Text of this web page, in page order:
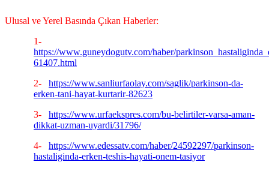
Ulusal ve Yerel Basında Çıkan Haberler:
1-
https://www.guneydogutv.com/haber/
61407.html
2-
https://www.sanliurfaolay.com/saglik/parkinson-da-
erken-tani-hayat-kurtarir-82623
3-
https://www.urfaekspres.com/bu-belirtiler-varsa-aman-
dikkat-uzman-uyardi/31796/
4-
https://www.edessatv.com/haber/24592297/parkinson-
hastaliginda-erken-teshis-hayati-onem-tasiyor